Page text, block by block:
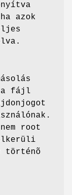
azok
a fájl
root
történõ